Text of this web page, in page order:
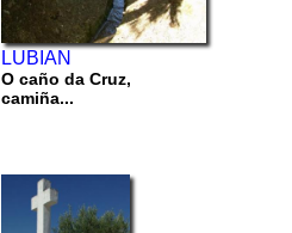
LUBIAN
O caño da Cruz,
camiña...